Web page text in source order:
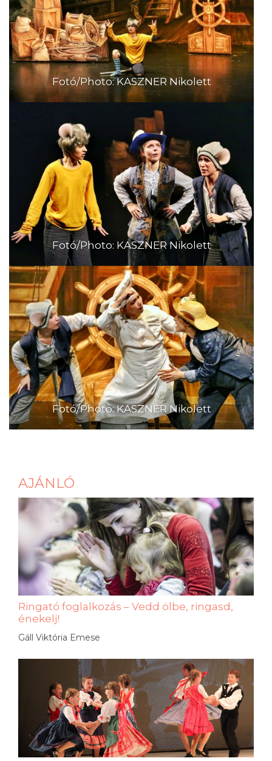
Fotó/Photo: KASZNER Nikolett
Fotó/Photo: KASZNER Nikolett
Fotó/Photo: KASZNER Nikolett
AJÁNLÓ
Ringató foglalkozás – Vedd ölbe, ringasd,
énekelj!
Gáll Viktória Emese